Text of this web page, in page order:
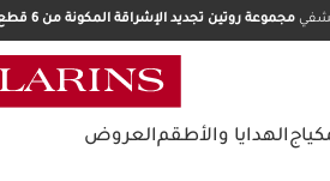
مجموعة روتين تجديد الإشراقة المكونة من 6 قطع، مجانا
الهدايا والأطقمالعروض